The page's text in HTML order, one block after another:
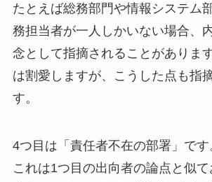
たとえば総務部門や情報システム
務担当者が一人しかいない場合、
念として指摘されることがありま
は割愛しますが、こうした点も指
す。
4つ目は「責任者不在の部署」です
これは1つ目の出向者の論点と似